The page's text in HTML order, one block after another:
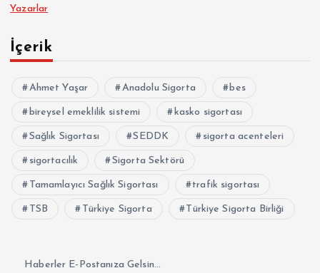
Yazarlar
İçerik
Ahmet Yaşar Anadolu Sigorta bes
bireysel emeklilik sistemi kasko sigortası
Sağlık Sigortası SEDDK sigorta acenteleri
sigortacılık Sigorta Sektörü
Tamamlayıcı Sağlık Sigortası trafik sigortası
TSB Türkiye Sigorta Türkiye Sigorta Birliği
Haberler E-Postanıza Gelsin...